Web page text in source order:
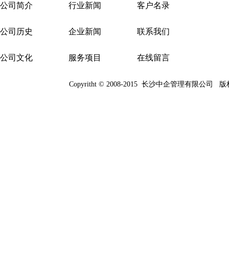
公司简介
公司历史
公司文化
行业新闻
企业新闻
服务项目
客户名录
联系我们
在线留言
Copyritht © 2008-2015 长沙中企管理有限公司 版